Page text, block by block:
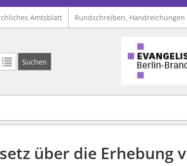
Amtsblatt Rundschreiben, Handreichungen
mit Platzhalter "*", Bsp. Pfarrer*, findet auch:
Suchoperatoren finden Sie in unserer Hilfe.
Suchen
Logo Ev. Kirche
über die Erhebung